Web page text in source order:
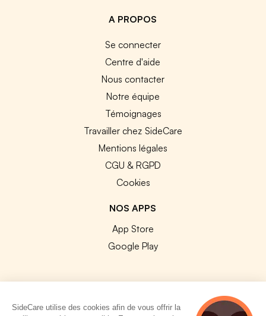
A PROPOS
Se connecter
Centre d'aide
Nous contacter
Notre équipe
Témoignages
Travailler chez SideCare
Mentions légales
CGU & RGPD
Cookies
NOS APPS
App Store
Google Play
SideCare utilise des cookies afin de vous offrir la